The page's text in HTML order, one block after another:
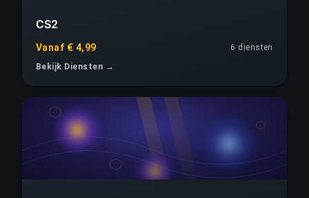
CS2
Vanaf € 4,99
6 diensten
Bekijk Diensten →